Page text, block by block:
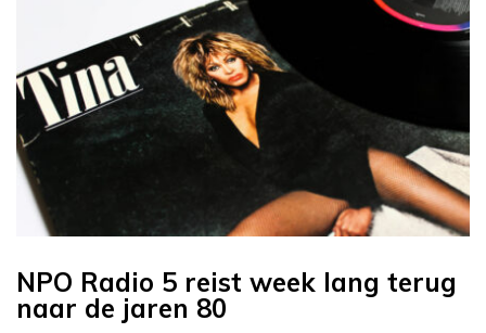
NPO Radio 5 reist week lang terug
naar de jaren 80